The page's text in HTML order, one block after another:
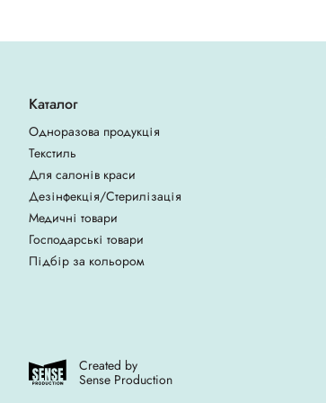
Каталог
Одноразова продукція
Текстиль
Для салонів краси
Дезінфекція/Стерилізація
Медичні товари
Господарські товари
Підбір за кольором
Created by
Sense Production